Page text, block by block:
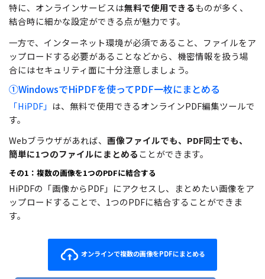
特に、オンラインサービスは無料で使用できるものが多く、
結合時に細かな設定ができる点が魅力です。
一方で、インターネット環境が必須であること、ファイルをア
ップロードする必要があることなどから、機密情報を扱う場
合にはセキュリティ面に十分注意しましょう。
①WindowsでHiPDFを使ってPDF一枚にまとめる
「HiPDF」 は、無料で使用できるオンラインPDF編集ツールで
す。
Webブラウザがあれば、 画像ファイルでも、PDF同士でも、
簡単に1つのファイルにまとめることができます。
その1：複数の画像を1つのPDFに結合する
HiPDFの「画像からPDF」にアクセスし、まとめたい画像をア
ップロードすることで、1つのPDFに結合することができま
す。
オンラインで複数の画像をPDFにまとめる